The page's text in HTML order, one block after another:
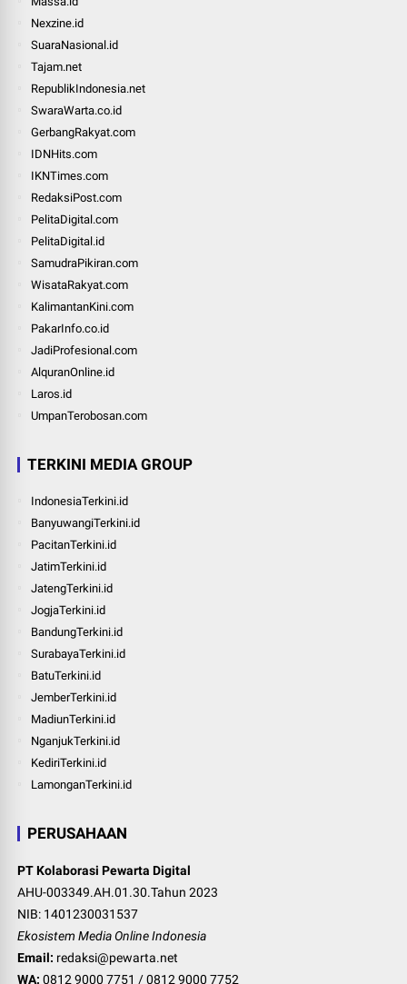
Nexzine.id
SuaraNasional.id
Tajam.net
RepublikIndonesia.net
SwaraWarta.co.id
GerbangRakyat.com
IDNHits.com
IKNTimes.com
RedaksiPost.com
PelitaDigital.com
PelitaDigital.id
SamudraPikiran.com
WisataRakyat.com
KalimantanKini.com
PakarInfo.co.id
JadiProfesional.com
AlquranOnline.id
Laros.id
UmpanTerobosan.com
TERKINI MEDIA GROUP
IndonesiaTerkini.id
BanyuwangiTerkini.id
PacitanTerkini.id
JatimTerkini.id
JatengTerkini.id
JogjaTerkini.id
BandungTerkini.id
SurabayaTerkini.id
BatuTerkini.id
JemberTerkini.id
MadiunTerkini.id
NganjukTerkini.id
KediriTerkini.id
LamonganTerkini.id
PERUSAHAAN
PT Kolaborasi Pewarta Digital
AHU-003349.AH.01.30.Tahun 2023
NIB: 1401230031537
Ekosistem Media Online Indonesia
Email: redaksi@pewarta.net
WA: 0812 9000 7751 /0812 9000 7752